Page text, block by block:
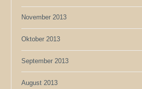
November 2013
Oktober 2013
September 2013
August 2013